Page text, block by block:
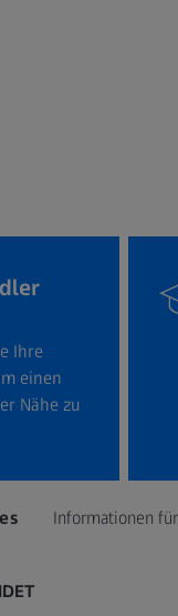
Ihre
einen
Nähe zu
Informationen